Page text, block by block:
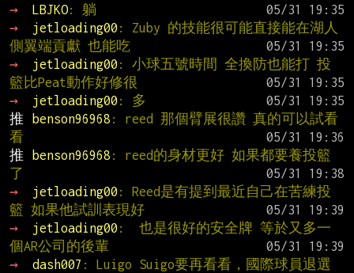
→
LBJKO: 躺
→
jetloading00 : Zuby 的技能很可能直接能在湖人
側翼端貢獻 也能吃
→
jetloading00 : 小球五號時間 全換防也能打 投
籃比Peat動作好修很
→
jetloading00 : 多
推
benson96968 : reed 那個臂展很讚 真的可以試看
看
推
benson96968 : reed的身材更好 如果都要養投籃
了
→
jetloading00 : Reed是有提到最近自己在苦練投
籃 如果他試訓表現好
→
jetloading00 :  也是很好的安全牌 等於又多一
個AR公司的後輩
→
dash007 : Luigo Suigo要再看看，國際球員退選